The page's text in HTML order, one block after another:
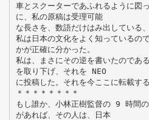
車とスクーターであふれるように図
に、私の原稿は受理可能
な長さを、数語だけはみ出している
私は日本の文化をよく知っているの
かが正確に分かった。
私は、まさにその逆を書いたのであ
を取り下げ、それを NEO
に投稿した。それを今ここに転載す
＊＊＊＊＊＊＊＊
もし誰か、小林正樹監督の 9 時間
があれば、その人は、日本